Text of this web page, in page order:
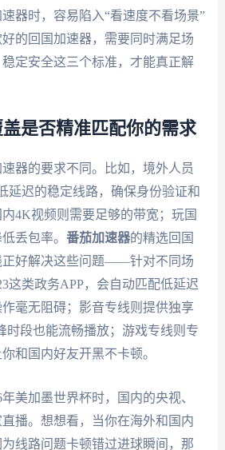
器时，容易陷入“看速度不看场景”
的回国加速器，需要同时满足场
定安全这三个标准，才能真正解
是否精准匹配你的需求
器的要求不同。比如，境外人员
延迟的稳定线路，确保身份验证和
4K视频则需要足够的带宽；玩国
丢包率。 番茄加速器的精选回国
正好解决这些问题——针对不同场
这类政务APP，会自动匹配低延迟
毫无阻碍；影音专线则提供独享
时段也能流畅播放；游戏专线则专
和国内好友开黑不卡顿。
美加墨世界杯时，国内的央视、
播。想想看，当你在海外和国内
线路问题卡顿错过进球瞬间，那